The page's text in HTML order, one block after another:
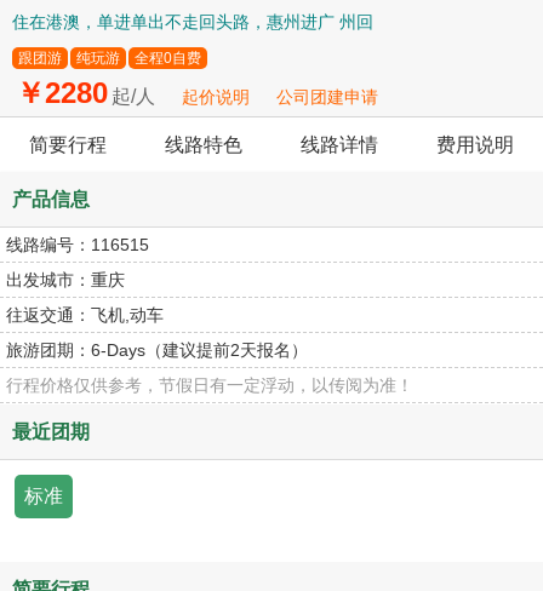
住在港澳，单进单出不走回头路，惠州进广 州回
跟团游 纯玩游 全程0自费
￥2280 起/人 起价说明 公司团建申请
简要行程 线路特色 线路详情 费用说明
产品信息
线路编号： 116515
出发城市： 重庆
往返交通： 飞机,动车
旅游团期： 6-Days（建议提前2天报名）
行程价格仅供参考，节假日有一定浮动，以传阅为准！
最近团期
标准